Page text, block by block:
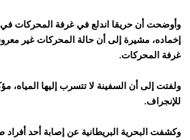
وأوضحت أن حريقا اندلع في غرفة المحركات في
إخماده، مشيرة إلى أن حالة المحركات غير
غرفة المحركات.
ولفتت إلى أن السفينة لا تتسرب إليها المياه،
للإنجراف.
وكشفت البحرية البريطانية عن إصابة أحد أفراد